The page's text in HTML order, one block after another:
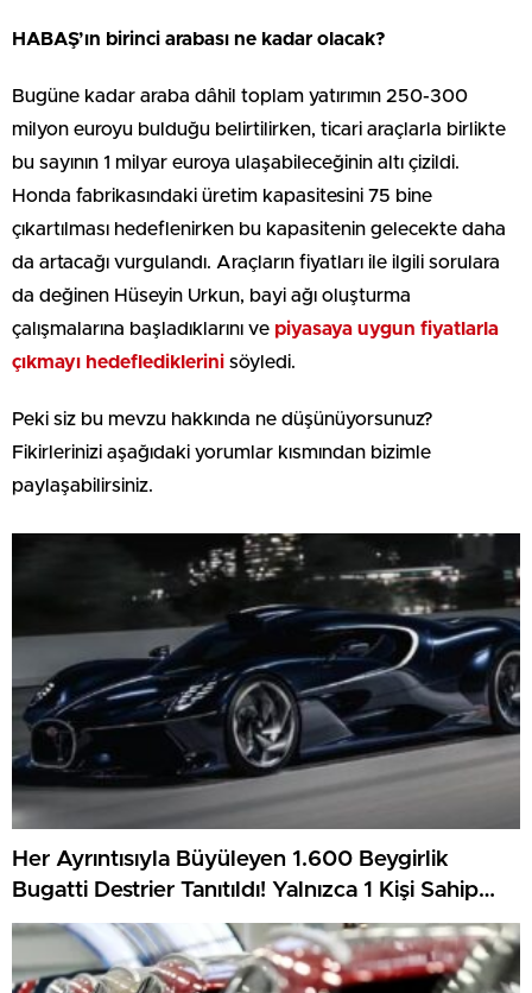
HABAŞ’ın birinci arabası ne kadar olacak?
Bugüne kadar araba dâhil toplam yatırımın 250-300
milyon euroyu bulduğu belirtilirken, ticari araçlarla birlikte
bu sayının 1 milyar euroya ulaşabileceğinin altı çizildi.
Honda fabrikasındaki üretim kapasitesini 75 bine
çıkartılması hedeflenirken bu kapasitenin gelecekte daha
da artacağı vurgulandı. Araçların fiyatları ile ilgili sorulara
da değinen Hüseyin Urkun, bayi ağı oluşturma
çalışmalarına başladıklarını ve piyasaya uygun fiyatlarla
çıkmayı hedeflediklerini söyledi.
Peki siz bu mevzu hakkında ne düşünüyorsunuz?
Fikirlerinizi aşağıdaki yorumlar kısmından bizimle
paylaşabilirsiniz.
Her Ayrıntısıyla Büyüleyen 1.600 Beygirlik
Bugatti Destrier Tanıtıldı! Yalnızca 1 Kişi Sahip
Olacak